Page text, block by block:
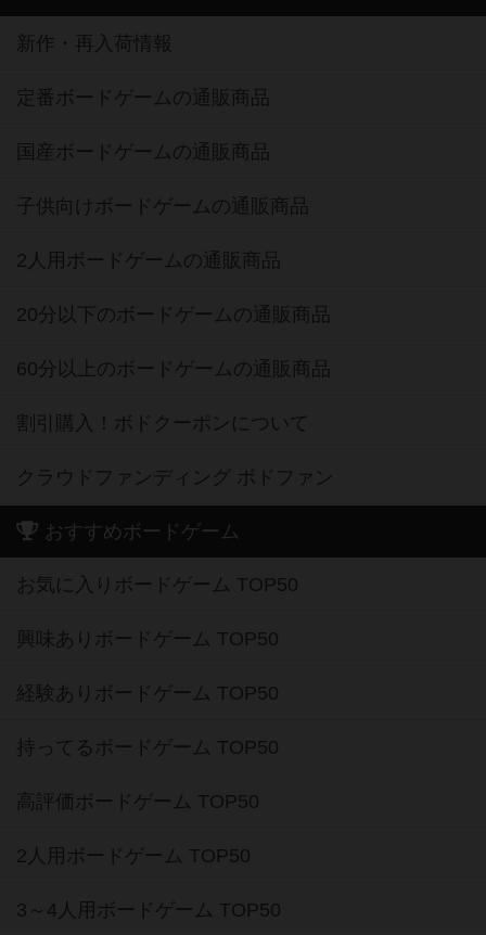
新作・再入荷情報
定番ボードゲームの通販商品
国産ボードゲームの通販商品
子供向けボードゲームの通販商品
2人用ボードゲームの通販商品
20分以下のボードゲームの通販商品
60分以上のボードゲームの通販商品
割引購入！ボドクーポンについて
クラウドファンディング ボドファン
おすすめボードゲーム
お気に入りボードゲーム TOP50
興味ありボードゲーム TOP50
経験ありボードゲーム TOP50
持ってるボードゲーム TOP50
高評価ボードゲーム TOP50
2人用ボードゲーム TOP50
3～4人用ボードゲーム TOP50